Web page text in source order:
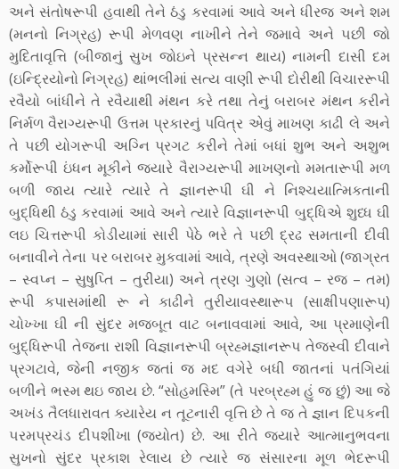
અને સંતોષરૂપી હવાથી તેને ઠંડુ કરવામાં આવે અને ધીરજ અને શમ
(મનનો નિગ્રહ) રૂપી મેળવણ નાખીને તેને જમાવે અને ૫છી જો
મુદિતાવૃત્તિ (બીજાનું સુખ જોઇને પ્રસન્‍ન થાય) નામની દાસી દમ
(ઇન્‍દ્રિયોનો નિગ્રહ) થાંભલીમાં સત્‍ય વાણી રૂપી દોરીથી વિચારરૂપી
રવૈયો બાંધીને તે રવૈયાથી મંથન કરે તથા તેનું બરાબર મંથન કરીને
નિર્મળ વૈરાગ્‍યરૂપી ઉત્તમ પ્રકારનું પવિત્ર એવું માખણ કાઢી લે અને
તે ૫છી યોગરૂપી અગ્‍નિ પ્રગટ કરીને તેમાં બધાં શુભ અને અશુભ
કર્મોરૂપી ઇંધન મૂકીને જ્યારે વૈરાગ્‍યરૂપી માખણનો મમતારૂપી મળ
બળી જાય ત્‍યારે ત્‍યારે તે જ્ઞાનરૂપી ઘી ને નિશ્‍ચયાત્‍મિકતાની
બુદ્ધિથી ઠંડુ કરવામાં આવે અને ત્‍યારે વિજ્ઞાનરૂપી બુદ્ધિએ શુધ્‍ધ ઘી
લઇ ચિત્તરૂપી કોડીયામાં સારી પેઠે ભરે તે ૫છી દ્રઢ સમતાની દીવી
બનાવીને તેના ૫ર બરાબર મુકવામાં આવે, ત્રણે અવસ્‍થાઓ (જાગ્રત
– સ્‍વપ્‍ન – સુષુપ્‍તિ – તુરીયા) અને ત્રણ ગુણો (સત્‍વ – રજ – તમ)
રૂપી કપાસમાંથી રૂ ને કાઢીને તુરીયાવસ્‍થારૂ૫ (સાક્ષી૫ણારૂપ)
ચોખ્ખા ઘી ની સુંદર મજબૂત વાટ બનાવવામાં આવે, આ પ્રમાણેની
બુદ્ધિરૂપી તેજના રાશી વિજ્ઞાનરૂપી બ્રહ્મજ્ઞાનરૂપ તેજસ્‍વી દીવાને
પ્રગટાવે, જેની નજીક જતાં જ મદ વગેરે બધી જાતનાં ૫તંગિયાં
બળીને ભસ્‍મ થઇ જાય છે. “સોહમસ્‍મિ” (તે પરબ્રહ્મ હું જ છું) આ જે
અખંડ તૈલધારાવત ક્યારેય ન તૂટનારી વૃત્તિ છે તે જ તે જ્ઞાન દિ૫કની
૫રમપ્રચંડ દી૫શીખા (જ્યોત) છે. આ રીતે જ્યારે આત્‍માનુભવના
સુખનો સુંદર પ્રકાશ રેલાય છે ત્‍યારે જ સંસારના મૂળ ભેદરૂપી